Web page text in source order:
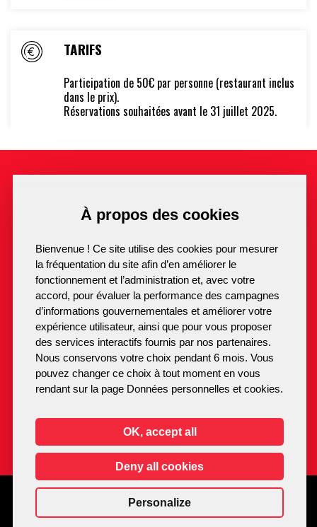
À propos des cookies
Bienvenue ! Ce site utilise des cookies pour mesurer
la fréquentation du site afin d’en améliorer le
fonctionnement et l’administration et, avec votre
accord, pour évaluer la performance des campagnes
d’informations gouvernementales et améliorer votre
expérience utilisateur, ainsi que pour vous proposer
des services interactifs fournis par nos partenaires.
Nous conservons votre choix pendant 6 mois. Vous
pouvez changer ce choix à tout moment en vous
rendant sur la page Données personnelles et cookies.
OK, accept all
Deny all cookies
Personalize
MAISON FRANCE SERVICES
ACTUALITÉS
TARIFS
Participation de 50€ par personne (restaurant inclus
dans le prix).
Réservations souhaitées avant le 31 juillet 2025.
Suivez-nous
Mairie de Lusignan
2 Place du 8 Mai 1945
86600 Lusignan
05 49 43 31 48
Contact
2021 - Une réalisation de l'